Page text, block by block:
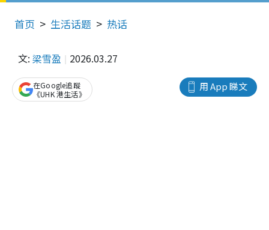
首页 生活话题 热话
文: 梁雪盈 2026.03.27
用 App 睇文
在Google追蹤
《UHK 港生活》